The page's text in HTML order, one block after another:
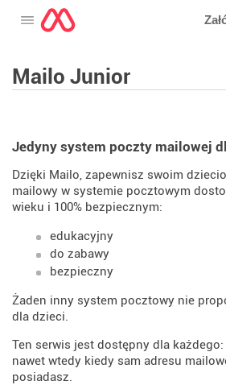
Otwórz menu
Mailo Junior
Jedyny system poczty mailowej
Dzięki Mailo, zapewnisz swoim
mailowy w systemie pocztowym
wieku i 100% bezpiecznym:
edukacyjny
do zabawy
bezpieczny
Żaden inny system pocztowy nie
dla dzieci.
Ten serwis jest dostępny dla
nawet wtedy kiedy sam adresu
posiadasz.